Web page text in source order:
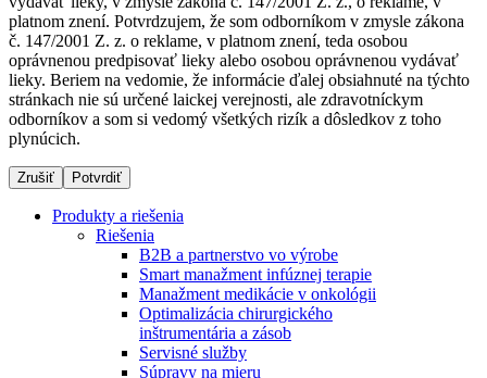
Produktový katalóg​
Objavte naše produkty. ​Navštívte produktový katalóg B.
Braun​ s našim kompletným produktovým portfóliom.​
Dialyzačné strediská
B. Braun Avitum poskytuje kvalitnú dialyzačnú starostlivosť
vo všetkých svojich strediskách na Slovensku. Viac
Zostaňte v dialógu s B. Braun. Kontaktujte nás.
platnom znení. Potvrdzujem, že som odborníkom v zmysle zákona
č. 147/2001 Z. z. o reklame, v platnom znení, teda osobou
oprávnenou predpisovať lieky alebo osobou oprávnenou vydávať
lieky. Beriem na vedomie, že informácie ďalej obsiahnuté na týchto
stránkach nie sú určené laickej verejnosti, ale zdravotníckym
odborníkov a som si vedomý všetkých rizík a dôsledkov z toho
plynúcich.
Zrušiť Potvrdiť
Produkty a riešenia
Riešenia
B2B a partnerstvo vo výrobe
Smart manažment infúznej terapie
Manažment medikácie v onkológii
Optimalizácia chirurgického
inštrumentária a zásob
Servisné služby
Súpravy na mieru